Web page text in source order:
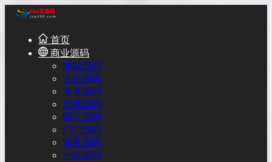
首页
商业源码
商城源码
支付源码
发卡源码
直播源码
图片源码
门户源码
淘客源码
小说源码